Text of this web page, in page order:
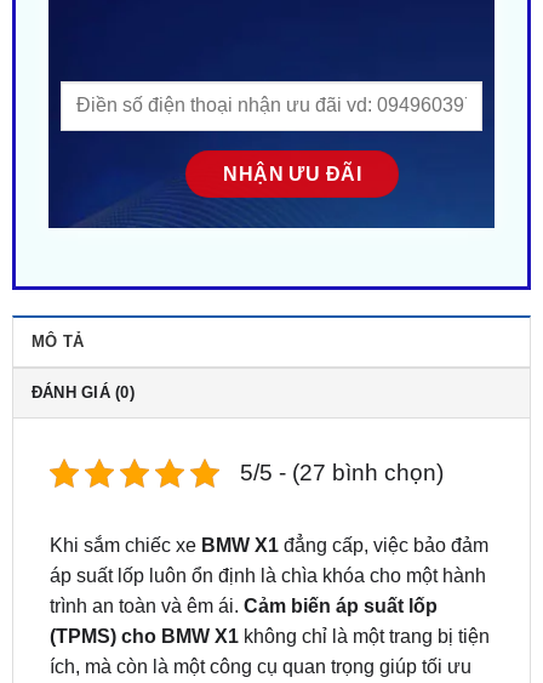
ĐÁNH GIÁ (0)
Khi sắm chiếc xeBMW X1 đẳng cấp, việc bảo đảm
trình an toàn và êm ái.Cảm biến áp suất lốp
(TPMS) cho BMW X1không chỉ là một trang bị tiện
ích, mà còn là một công cụ quan trọng giúp tối ưu
hóa hiệu suất lái và tiết kiệm nhiên liệu trên mọi
cung đường.